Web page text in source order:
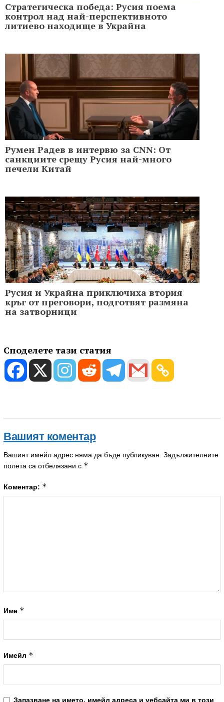
Стратегическа победа: Русия поема
контрол над най-перспективното
литиево находище в Украйна
Румен Радев в интервю за CNN: От
санкциите срещу Русия най-много
печели Китай
Русия и Украйна приключиха втория
кръг от преговори, подготвят размяна
на затворници
Споделете тази статия
Вашият коментар
Вашият имейл адрес няма да бъде публикуван. Задължителните
полета са отбелязани с *
Коментар: *
Име *
Имейл *
Запазване на името, имейл адреса и уебсайта ми в този